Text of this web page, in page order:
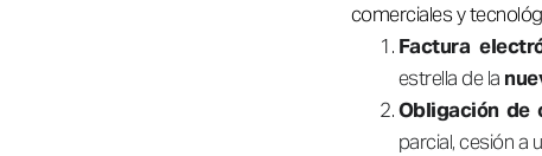
comerciales y
Factura
estrella de la
Obligación de
parcial, cesión a